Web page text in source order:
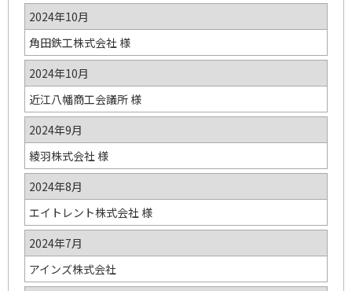
2024年10月
角田鉄工株式会社 様
2024年10月
近江八幡商工会議所 様
2024年9月
綾羽株式会社 様
2024年8月
エイトレント株式会社 様
2024年7月
アインズ株式会社